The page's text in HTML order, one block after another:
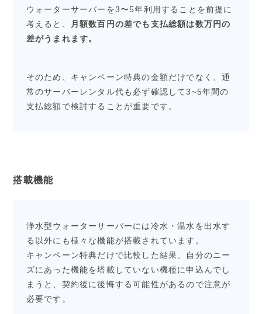
ウォーターサーバーを3〜5年利用することを前提に
考えると、
月額数百円の差でも支払総額は数万円の
差がうまれます。
そのため、キャンペーン特典の金額だけでなく、通
常のサーバーレンタル代も必ず確認して3~5年間の
支払総額で検討することが重要です。
搭載機能
浄水型ウォーターサーバーには冷水・温水を出水す
る以外にも様々な機能が搭載されています。
キャンペーン特典だけで比較した結果、自分のニー
ズにあった機能を塔載していない機種に申込んでし
まうと、契約後に後悔する可能性があるので注意が
必要です。